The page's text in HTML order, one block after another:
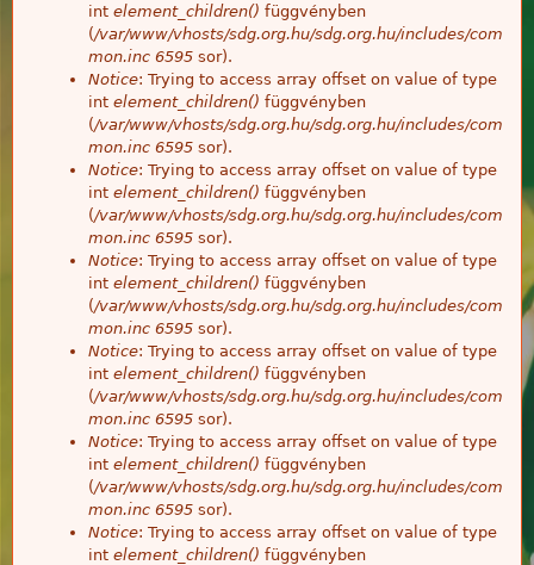
int element_children() függvényben
(/var/www/vhosts/sdg.org.hu/sdg.org.hu/includes/com
mon.inc 6595 sor).
Notice: Trying to access array offset on value of type
int element_children() függvényben
(/var/www/vhosts/sdg.org.hu/sdg.org.hu/includes/com
mon.inc 6595 sor).
Notice: Trying to access array offset on value of type
int element_children() függvényben
(/var/www/vhosts/sdg.org.hu/sdg.org.hu/includes/com
mon.inc 6595 sor).
Notice: Trying to access array offset on value of type
int element_children() függvényben
(/var/www/vhosts/sdg.org.hu/sdg.org.hu/includes/com
mon.inc 6595 sor).
Notice: Trying to access array offset on value of type
int element_children() függvényben
(/var/www/vhosts/sdg.org.hu/sdg.org.hu/includes/com
mon.inc 6595 sor).
Notice: Trying to access array offset on value of type
int element_children() függvényben
(/var/www/vhosts/sdg.org.hu/sdg.org.hu/includes/com
mon.inc 6595 sor).
Notice: Trying to access array offset on value of type
int element_children() függvényben